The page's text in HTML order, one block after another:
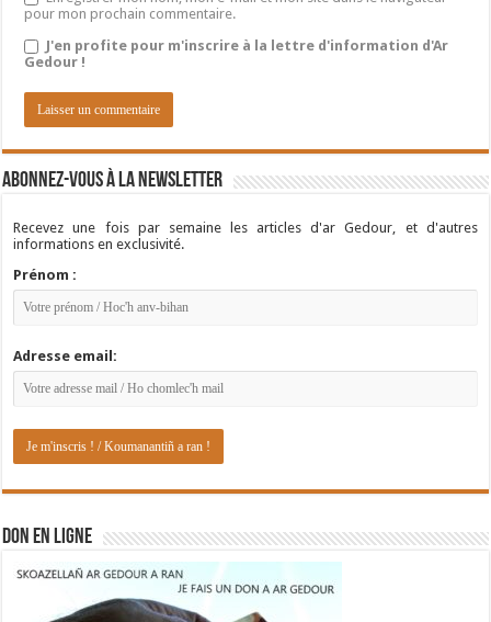
pour mon prochain commentaire.
J'en profite pour m'inscrire à la lettre d'information d'Ar
Gedour !
Abonnez-vous à la newsletter
Recevez une fois par semaine les articles d'ar Gedour, et d'autres
informations en exclusivité.
Prénom :
Adresse email:
DON EN LIGNE